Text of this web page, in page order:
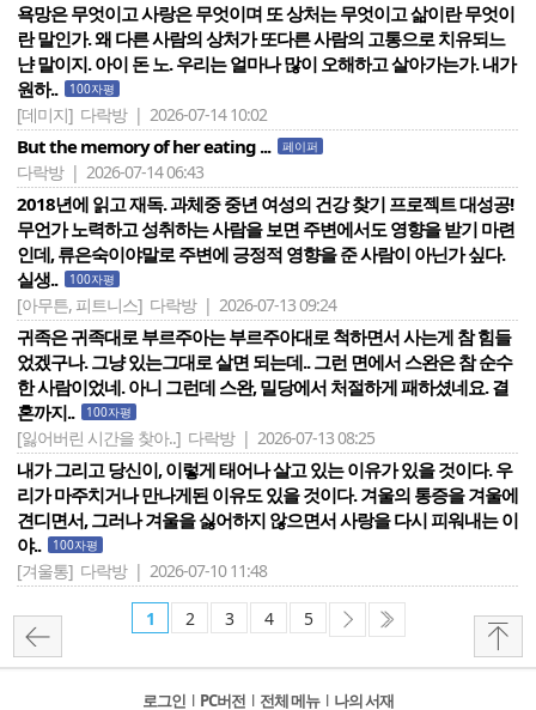
욕망은 무엇이고 사랑은 무엇이며 또 상처는 무엇이고 삶이란 무엇이
란 말인가. 왜 다른 사람의 상처가 또다른 사람의 고통으로 치유되느
냔 말이지. 아이 돈 노. 우리는 얼마나 많이 오해하고 살아가는가. 내가
원하..
100자평
[데미지] 다락방 | 2026-07-14 10:02
But the memory of her eating ... 페이퍼
다락방 | 2026-07-14 06:43
2018년에 읽고 재독. 과체중 중년 여성의 건강 찾기 프로젝트 대성공!
무언가 노력하고 성취하는 사람을 보면 주변에서도 영향을 받기 마련
인데, 류은숙이야말로 주변에 긍정적 영향을 준 사람이 아닌가 싶다.
실생..
100자평
[아무튼, 피트니스] 다락방 | 2026-07-13 09:24
귀족은 귀족대로 부르주아는 부르주아대로 척하면서 사는게 참 힘들
었겠구나. 그냥 있는그대로 살면 되는데.. 그런 면에서 스완은 참 순수
한 사람이었네. 아니 그런데 스완, 밀당에서 처절하게 패하셨네요. 결
혼까지..
100자평
[잃어버린 시간을 찾아..] 다락방 | 2026-07-13 08:25
내가 그리고 당신이, 이렇게 태어나 살고 있는 이유가 있을 것이다. 우
리가 마주치거나 만나게된 이유도 있을 것이다. 겨울의 통증을 겨울에
견디면서, 그러나 겨울을 싫어하지 않으면서 사랑을 다시 피워내는 이
야..
100자평
[겨울통] 다락방 | 2026-07-10 11:48
1 2 3 4 5
로그인 l PC버전 l 전체 메뉴 l 나의 서재